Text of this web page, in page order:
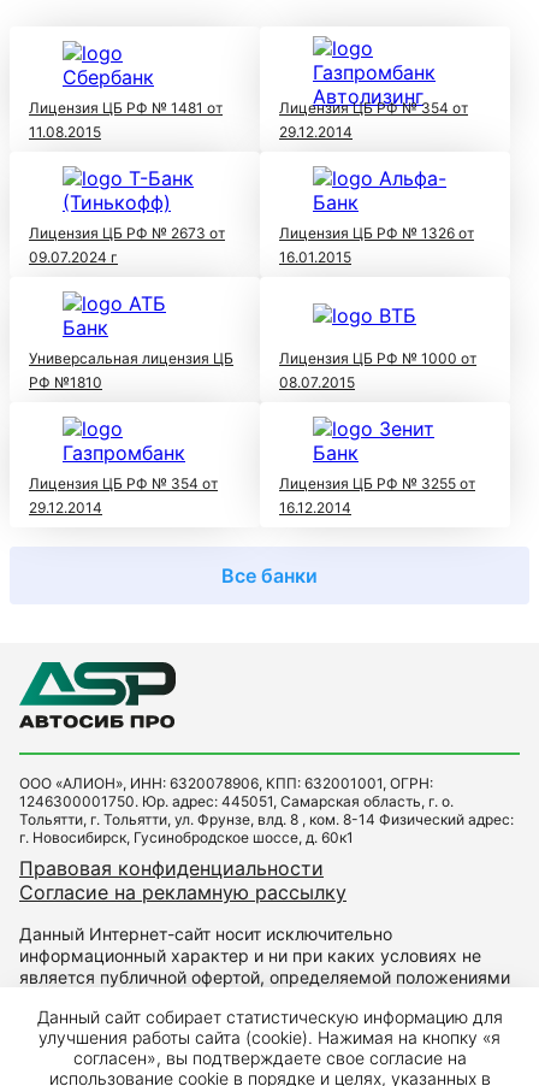
Лицензия ЦБ РФ № 1481 от
11.08.2015
Лицензия ЦБ РФ № 354 от
29.12.2014
Лицензия ЦБ РФ № 2673 от
09.07.2024 г
Лицензия ЦБ РФ № 1326 от
16.01.2015
Универсальная лицензия ЦБ
РФ №1810
Лицензия ЦБ РФ № 1000 от
08.07.2015
Лицензия ЦБ РФ № 354 от
29.12.2014
Лицензия ЦБ РФ № 3255 от
16.12.2014
Все банки
ООО «АЛИОН», ИНН: 6320078906, КПП: 632001001, ОГРН:
1246300001750. Юр. адрес: 445051, Самарская область, г. о.
Тольятти, г. Тольятти, ул. Фрунзе, влд. 8 , ком. 8-14 Физический адрес:
г. Новосибирск, Гусинобродское шоссе, д. 60к1
Правовая конфиденциальности
Согласие на рекламную рассылку
Данный Интернет-сайт носит исключительно
информационный характер и ни при каких условиях не
является публичной офертой, определяемой положениями
подробной информации о наличии и стоимости указанных
товаров и (или) услуг, пожалуйста, обращайтесь к
менеджерам автоцентра.
Данный сайт собирает статистическую информацию для
улучшения работы сайта (cookie). Нажимая на кнопку «я
согласен», вы подтверждаете свое согласие на
использование cookie в порядке и целях, указанных в